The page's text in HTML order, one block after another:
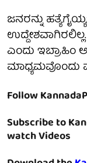
ಜನರನ್ನು
ಎಂದು ಇಬ್ರಾಹಿಂ
Follow
Subscribe to
watch Videos